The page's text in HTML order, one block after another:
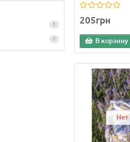
1
1
205грн
В корзину
Нет